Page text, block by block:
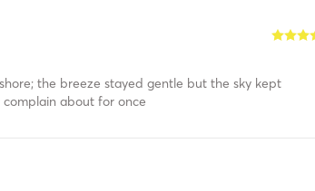
the breeze stayed gentle but the sky kept
about for once